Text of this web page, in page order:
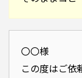
〇〇様
この度はご依